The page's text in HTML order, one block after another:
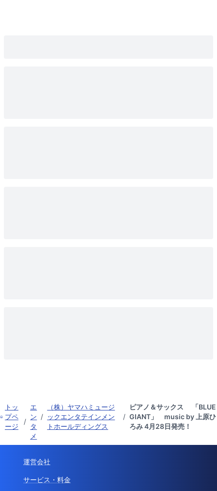
トッ
プペ
ージ
/
エ
ン
タ
メ
/
（株）ヤマハミュージ
ックエンタテインメン
トホールディングス
/
ピアノ＆サックス 「BLUE
GIANT」 music by 上原ひ
ろみ 4月28日発売！
運営会社
サービス・料金